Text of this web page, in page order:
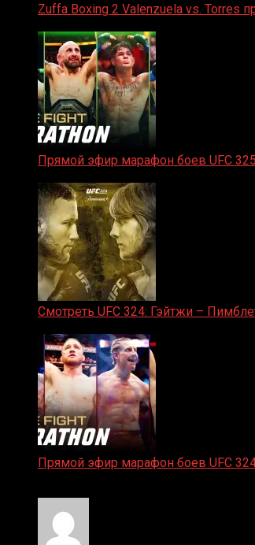
Zuffa Boxing 2 Valenzuela vs. Torres
Прямой эфир марафон боев UFC 325
Смотреть UFC 324: Гэйтжи –
Прямой эфир марафон боев UFC